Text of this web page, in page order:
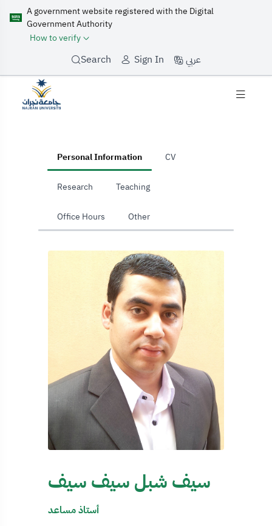
A government website registered with the Digital
Government Authority
How to verify
Search Sign In عربي
Personal Information CV
Research Teaching
Office Hours Other
سيف شبل سيف سيف
أستاذ مساعد